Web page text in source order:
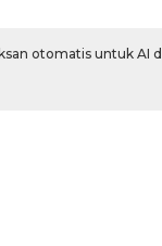
otomatis untuk AI